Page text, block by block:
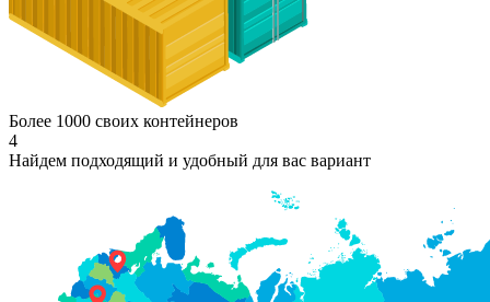
Более 1000 своих контейнеров
4
Найдем подходящий и удобный для вас вариант